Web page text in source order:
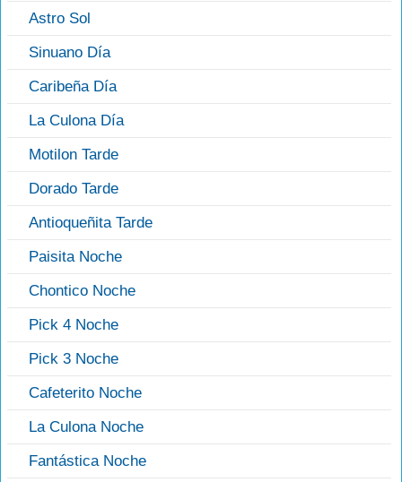
Astro Sol
Sinuano Día
Caribeña Día
La Culona Día
Motilon Tarde
Dorado Tarde
Antioqueñita Tarde
Paisita Noche
Chontico Noche
Pick 4 Noche
Pick 3 Noche
Cafeterito Noche
La Culona Noche
Fantástica Noche